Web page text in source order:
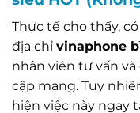
Thực tế cho thấy,
địa chỉ vinaphone
nhân viên tư vấn
cập mạng. Tuy
hiện việc này ngay